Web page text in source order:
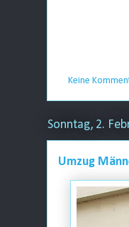
Keine
Sonntag, 2.
Umzug